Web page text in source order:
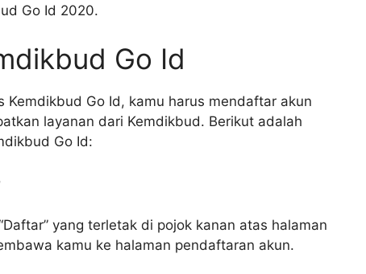
Go Id 2020.
Go Id
Kemdikbud Go Id, kamu harus mendaftar akun
layanan dari Kemdikbud. Berikut adalah
Go Id:
yang terletak di pojok kanan atas halaman
kamu ke halaman pendaftaran akun.